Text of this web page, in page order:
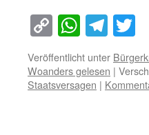
Copy
Link
Veröffentlicht unter
Woanders gelesen |
Staatsversagen |